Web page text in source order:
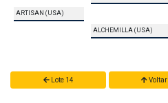
ARTISAN (USA)
ALCHEMILLA (USA)
Lote 14 Voltar